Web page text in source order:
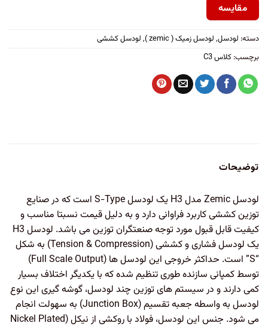
مقایسه
دسته: لودسل, لودسل زمیک ( zemic ) , لودسل کششی
برچسب: کلاس C3
توضیحات
لودسل Zemic مدل H3 یک لودسل S-Type است که در صنایع
توزین کششی کاربرد فراوانی دارد و به دلیل قیمت نسبتا مناسب و
کیفیت قابل قبول مورد توجه صنعتگران توزین می باشد. لودسل H3
یک لودسل فشاری و کششی (Tension & Compression) به شکل
“S” است. حداکثر خروجی این لودسل ها (Full Scale Output)
توسط کمپانی سازنده طوری تنظیم شده که با یکدیگر اختلاف بسیار
کمی دارند و در سیستم های توزین چند لودسل، گوشه گیری این نوع
لودسل به واسطه جعبه تقسیم (Junction Box) به سهولت انجام
می شود. جنس این لودسل، فولاد با روکشی از نیکل (Nickel Plated